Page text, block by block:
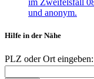
Hilfe in der Nähe
PLZ oder Ort eingeben: